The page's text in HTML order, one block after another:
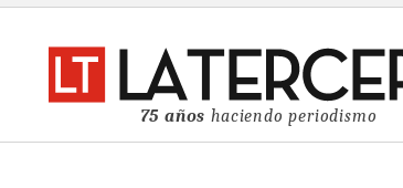
75 años haciendo periodismo